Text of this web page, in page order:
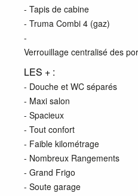
- Tapis de cabine
- Truma Combi 4 (gaz)
-
Verrouillage centralisé des
LES + :
- Douche et WC séparés
- Maxi salon
- Spacieux
- Tout confort
- Faible kilométrage
- Nombreux Rangements
- Grand Frigo
- Soute garage